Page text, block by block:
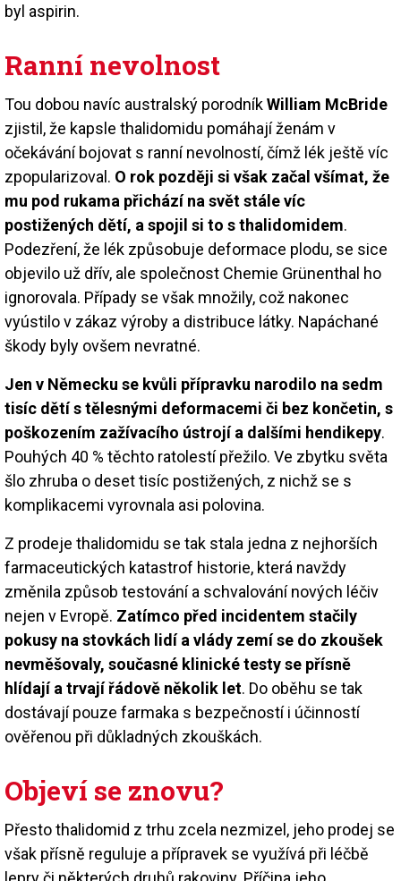
byl aspirin.
Ranní nevolnost
Tou dobou navíc australský porodníkWilliam McBride
zjistil, že kapsle thalidomidu pomáhají ženám v
očekávání bojovat s ranní nevolností, čímž lék ještě víc
zpopularizoval. O rok později si však začal všímat, že
mu pod rukama přichází na svět stále víc
postižených dětí, a spojil si to s thalidomidem.
Podezření, že lék způsobuje deformace plodu, se sice
objevilo už dřív, ale společnost Chemie Grünenthal ho
ignorovala. Případy se však množily, což nakonec
vyústilo v zákaz výroby a distribuce látky. Napáchané
škody byly ovšem nevratné.
Jen v Německu se kvůli přípravku narodilo na sedm
tisíc dětí s tělesnými deformacemi či bez končetin, s
poškozením zažívacího ústrojí a dalšími hendikepy.
Pouhých 40 % těchto ratolestí přežilo. Ve zbytku světa
šlo zhruba o deset tisíc postižených, z nichž se s
komplikacemi vyrovnala asi polovina.
Z prodeje thalidomidu se tak stala jedna z nejhorších
farmaceutických katastrof historie, která navždy
změnila způsob testování a schvalování nových léčiv
nejen v Evropě. Zatímco před incidentem stačily
pokusy na stovkách lidí a vlády zemí se do zkoušek
nevměšovaly, současné klinické testy se přísně
hlídají a trvají řádově několik let. Do oběhu se tak
dostávají pouze farmaka s bezpečností i účinností
ověřenou při důkladných zkouškách.
Objeví se znovu?
Přesto thalidomid z trhu zcela nezmizel, jeho prodej se
však přísně reguluje a přípravek se využívá při léčbě